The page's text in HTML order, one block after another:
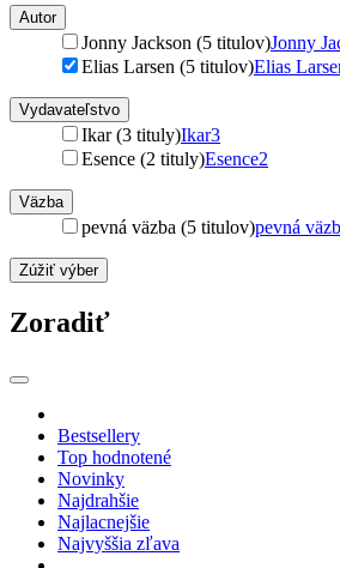
Autor
Jonny Jackson (5 titulov)Jonny
Elias Larsen (5 titulov)Elias
Vydavateľstvo
Ikar (3 tituly)Ikar3
Esence (2 tituly)Esence2
Väzba
pevná väzba (5 titulov)pevná
Zúžiť výber
Zoradiť
Bestsellery
Top hodnotené
Novinky
Najdrahšie
Najlacnejšie
Najvyššia zľava